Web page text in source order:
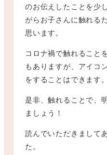
のお伝えしたことを少
がらお子さんに触れる
思います。
コロナ禍で触れること
もありますが、アイコ
をすることはできます。
是非、触れることで、
ましょう！
読んでいただきまして
た。